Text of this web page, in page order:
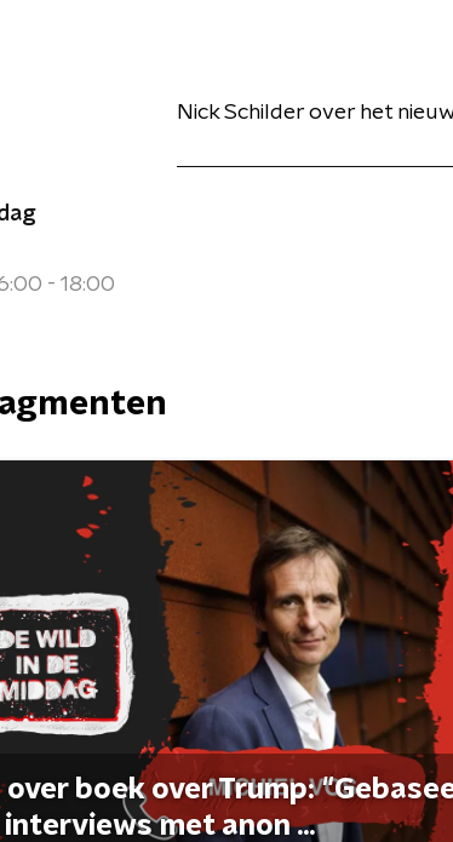
- 18:00
Nick Schilder over het
boek over Trump:
met anon ...